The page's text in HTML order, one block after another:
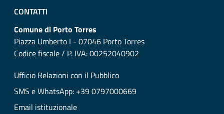
CONTATTI
Comune di Porto Torres
Piazza Umberto I - 07046 Porto Torres
Codice fiscale / P. IVA: 00252040902
Ufficio Relazioni con il Pubblico
SMS e WhatsApp: +39 0797000669
Email istituzionale